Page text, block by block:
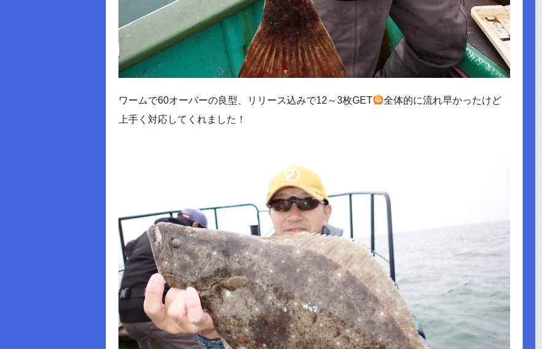
ワームで60オーバーの良型、リリース込みで12～3枚GET
全体的に流れ早かったけど
上手く対応してくれました！